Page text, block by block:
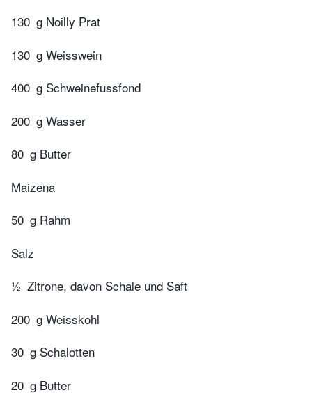
130 g Noilly Prat
130 g Weisswein
400 g Schweinefussfond
200 g Wasser
80 g Butter
Maizena
50 g Rahm
Salz
½ Zitrone, davon Schale und Saft
200 g Weisskohl
30 g Schalotten
20 g Butter